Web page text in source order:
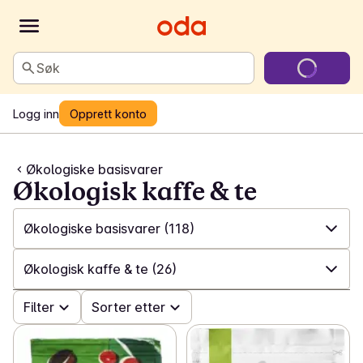
Søk
Logg inn Opprett konto
Økologiske basisvarer
Økologisk kaffe & te
Økologiske basisvarer (118)
✓ Alle (391)
✓ Økologisk frukt & grønt
✓ Økologisk meieri & egg (37)
Økologisk kaffe & te (26)
✓ Alle (118)
✓ Økologisk kaffe & te(26)
Filter Sorter etter